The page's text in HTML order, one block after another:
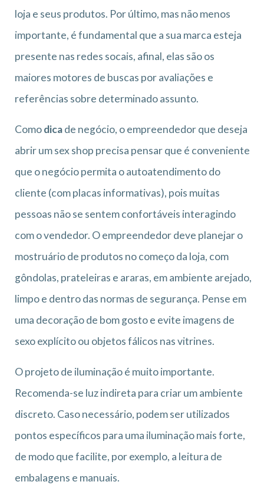
loja e seus produtos. Por último, mas não menos
importante, é fundamental que a sua marca esteja
presente nas redes socais, afinal, elas são os
maiores motores de buscas por avaliações e
referências sobre determinado assunto.
Comodicade negócio, o empreendedor que deseja
abrir um sex shop precisa pensar que é conveniente
que o negócio permita o autoatendimento do
cliente (com placas informativas), pois muitas
pessoas não se sentem confortáveis interagindo
com o vendedor. O empreendedor deve planejar o
mostruário de produtos no começo da loja, com
gôndolas, prateleiras e araras, em ambiente arejado,
limpo e dentro das normas de segurança. Pense em
uma decoração de bom gosto e evite imagens de
sexo explícito ou objetos fálicos nas vitrines.
O projeto de iluminação é muito importante.
Recomenda-se luz indireta para criar um ambiente
discreto. Caso necessário, podem ser utilizados
pontos específicos para uma iluminação mais forte,
de modo que facilite, por exemplo, a leitura de
embalagens e manuais.